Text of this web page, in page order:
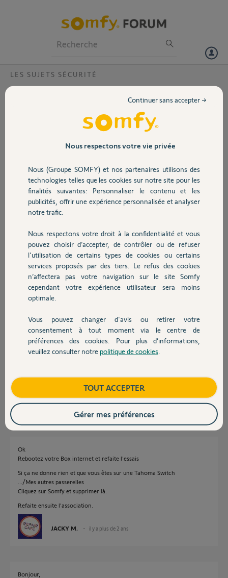
Volet
Sécurité
Domotique
Chauffage
Autres produits
Devis avec un pro
Contact
LES SUJETS SÉCURITÉ
J'ai de nouveau sur tahoma mon alarme en virtual alarm en erreur,
votre produit ne peut pas être piloté ?
Comment faire pour résoudre ce petit problème
Merci,
DOMINIQUE P.
il y a plus de 2 ans
Participer au fil de discussion
Réponses
Bonjour Dominique
Cliquez sur l'icone Virtual Alarm et reconnecté Somfy Protect
JACKY M. il y a plus de 2 ans
Il ne se passe rien toujours en erreur
DOMINIQUE P. il y a plus de 2 ans
Ok
Rebootez votre Box internet et refaite l'essais
Si ça ne donne rien et que vous êtes sur une Tahoma Switch
.../Mes autres passerelles
Cliquez sur Somfy et supprimer là.
Refaite ensuite l'association.
JACKY M. il y a plus de 2 ans
Bonjour,
Nous respectons votre vie privée
Nous (Groupe SOMFY) et nos partenaires utilisons des
technologies telles que les cookies sur notre site pour les
finalités suivantes: Personnaliser le contenu et les
publicités, offrir une expérience personnalisée et analyser
notre trafic.
Nous respectons votre droit à la confidentialité et vous
pouvez choisir d’accepter, de contrôler ou de refuser
l'utilisation de certains types de cookies ou certains
services proposés par des tiers. Le refus des cookies
n’affectera pas votre navigation sur le site Somfy
cependant votre expérience utilisateur sera moins
optimale.
Vous pouvez changer d'avis ou retirer votre
consentement à tout moment via le centre de
préférences des cookies. Pour plus d’informations,
veuillez consulter notre politique de cookies
Continuer sans accepter →
TOUT ACCEPTER
Gérer mes préférences